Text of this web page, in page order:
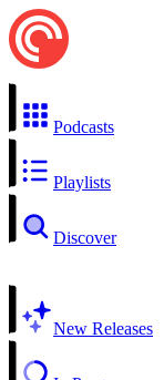
Podcasts
Playlists
Discover
New Releases